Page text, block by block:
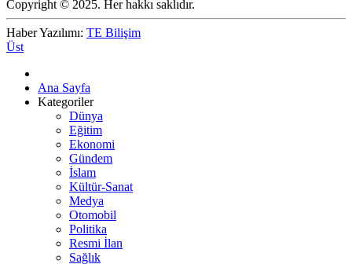
Copyright © 2025. Her hakkı saklıdır.
Haber Yazılımı: TE Bilişim
Üst
Ana Sayfa
Kategoriler
Dünya
Eğitim
Ekonomi
Gündem
İslam
Kültür-Sanat
Medya
Otomobil
Politika
Resmi İlan
Sağlık